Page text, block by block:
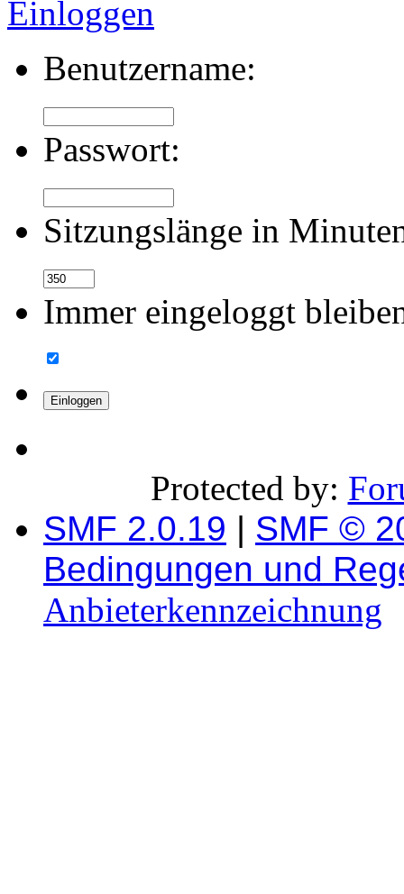
Benutzername:
Passwort:
Sitzungslänge in
Immer eingeloggt
Protected by:
SMF 2.0.19 | SMF ©
Bedingungen und
Anbieterkennzeichnung